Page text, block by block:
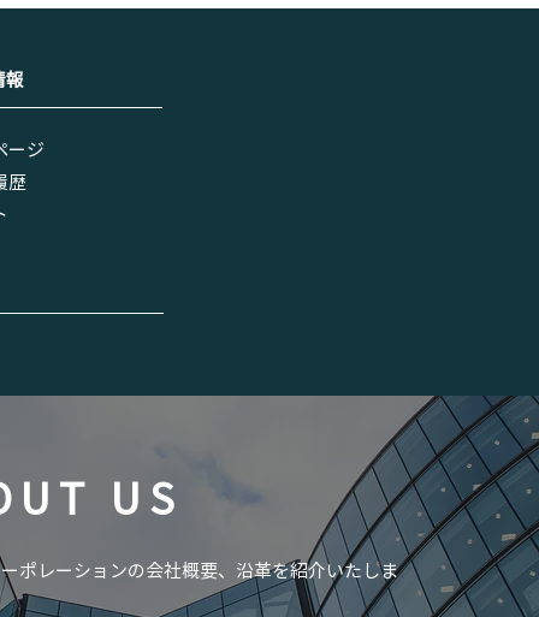
報
ージ
歴
US
ポレーションの会社概要、沿革を紹介いたしま